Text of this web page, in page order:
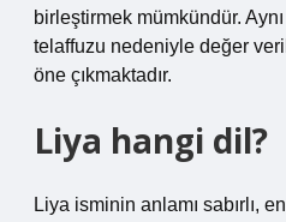
birleştirmek mümkündür.
telaffuzu nedeniyle değer
öne çıkmaktadır.
Liya hangi dil?
Liya isminin anlamı sabırlı,